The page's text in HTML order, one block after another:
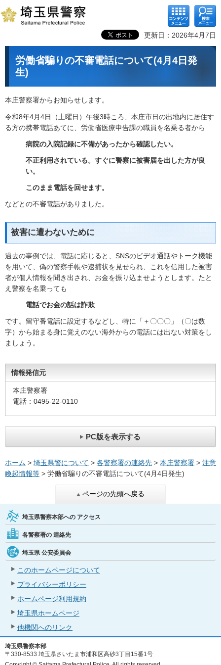
コンテ
ンツメ
ニュー
検索メ
ニュー
更新日：2026年4月7日
労働省騙りの不審電話について(4月4日発
生)
本庄警察署からお知らせします。
令和8年4月4日（土曜日）午後3時ころ、本庄市日の出地内に居住す
る方の携帯電話あてに、労働省医療申告課の職員を名乗る者から
病院の入院記録に不備があったから確認したい。
不正利用されている。すぐに警察に被害届を出した方が良
い。
このまま電話を回せます。
などとの不審電話がありました。
被害に遭わないために
過去の事例では、電話に応じると、SNSのビデオ通話やトーク機能
を用いて、偽の警察手帳や逮捕状を見せられ、これを信用した被害
者が個人情報を聞き出され、お金を振り込ませようとします。たと
え警察を名乗っても
電話でお金の話は詐欺
です。留守番電話に設定するなどし、特に「＋〇〇〇」（〇は数
字）から始まる身に覚えのない海外からの電話には出ない対策をし
ましょう。
情報発信元
本庄警察署
電話：0495-22-0110
PC版を表示する
ホーム > 埼玉県警について > 各警察署の連絡先 > 本庄警察署 > 注意
喚起情報等 > 労働省騙りの不審電話について(4月4日発生)
ページの先頭へ戻る
埼玉県警察本部への アクセス
各警察署の 連絡先
埼玉県 公安委員会
このホームページについて
プライバシーポリシー
ホームページ利用規約
埼玉県ホームページ
他機関へのリンク
埼玉県警察本部
〒330-8533 埼玉県さいたま市浦和区高砂3丁目15番1号